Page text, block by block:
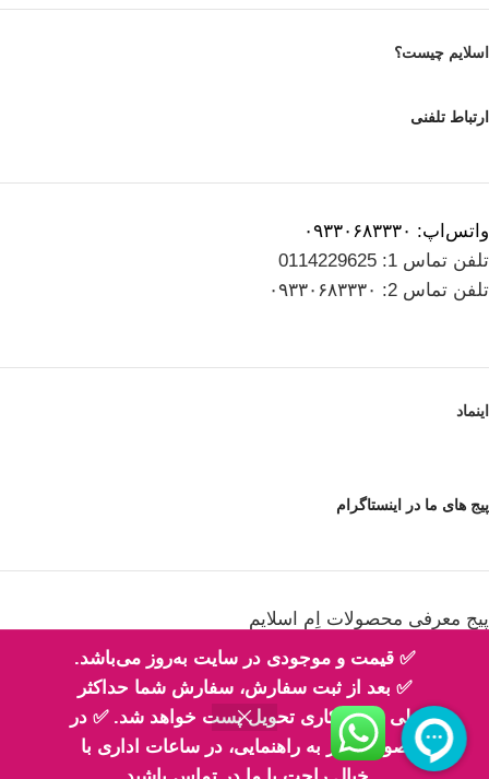
✅ قیمت و موجودی در سایت به‌روز می‌باشد.
✅ بعد از ثبت سفارش، سفارش شما حداکثر
طی 2 روز کاری تحویل پست خواهد شد. ✅ در
صورت نیاز به راهنمایی، در ساعات اداری با
اسلایم چیست؟
ارتباط تلفنی
واتس‌اپ: ۰۹۳۳۰۶۸۳۳۳۰
تلفن تماس 1: 0114229625
تلفن تماس 2: ۰۹۳۳۰۶۸۳۳۳۰
اینماد
پیج های ما در اینستاگرام
پیج معرفی محصولات اِم اسلایم
پیج فیلم های ارسالی شما مهربونا